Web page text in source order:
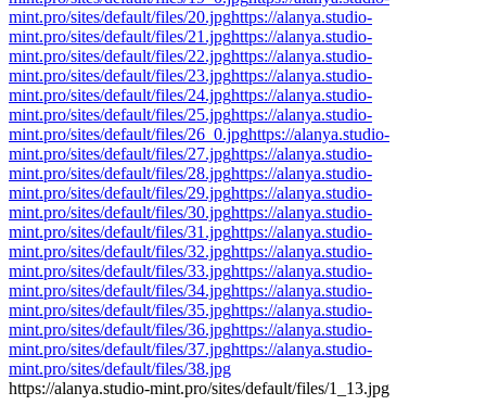
mint.pro/sites/default/files/20.jpghttps://alanya.studio-
mint.pro/sites/default/files/21.jpghttps://alanya.studio-
mint.pro/sites/default/files/22.jpghttps://alanya.studio-
mint.pro/sites/default/files/23.jpghttps://alanya.studio-
mint.pro/sites/default/files/24.jpghttps://alanya.studio-
mint.pro/sites/default/files/25.jpghttps://alanya.studio-
mint.pro/sites/default/files/26_0.jpghttps://alanya.studio-
mint.pro/sites/default/files/27.jpghttps://alanya.studio-
mint.pro/sites/default/files/28.jpghttps://alanya.studio-
mint.pro/sites/default/files/29.jpghttps://alanya.studio-
mint.pro/sites/default/files/30.jpghttps://alanya.studio-
mint.pro/sites/default/files/31.jpghttps://alanya.studio-
mint.pro/sites/default/files/32.jpghttps://alanya.studio-
mint.pro/sites/default/files/33.jpghttps://alanya.studio-
mint.pro/sites/default/files/34.jpghttps://alanya.studio-
mint.pro/sites/default/files/35.jpghttps://alanya.studio-
mint.pro/sites/default/files/36.jpghttps://alanya.studio-
mint.pro/sites/default/files/37.jpghttps://alanya.studio-
mint.pro/sites/default/files/38.jpg
https://alanya.studio-mint.pro/sites/default/files/1_13.jpg